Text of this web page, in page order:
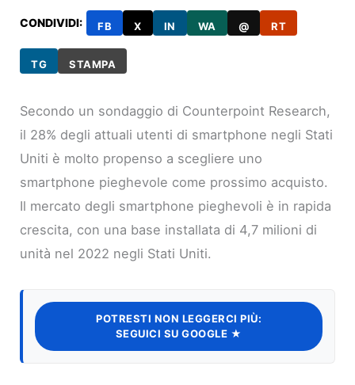
CONDIVIDI: FB X IN WA @ RT
TG STAMPA
Secondo un sondaggio di Counterpoint Research,
il 28% degli attuali utenti di smartphone negli Stati
Uniti è molto propenso a scegliere uno
smartphone pieghevole come prossimo acquisto.
Il mercato degli smartphone pieghevoli è in rapida
crescita, con una base installata di 4,7 milioni di
unità nel 2022 negli Stati Uniti.
POTRESTI NON LEGGERCI PIÙ:
SEGUICI SU GOOGLE ★